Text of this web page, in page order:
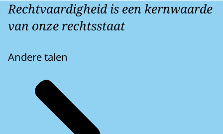
Rechtvaardigheid is een kernwaarde
van onze rechtsstaat
Andere talen